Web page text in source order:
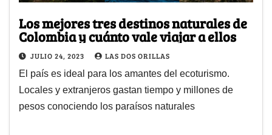
Los mejores tres destinos naturales de
Colombia y cuánto vale viajar a ellos
JULIO 24, 2023 LAS DOS ORILLAS
El país es ideal para los amantes del ecoturismo.
Locales y extranjeros gastan tiempo y millones de
pesos conociendo los paraísos naturales